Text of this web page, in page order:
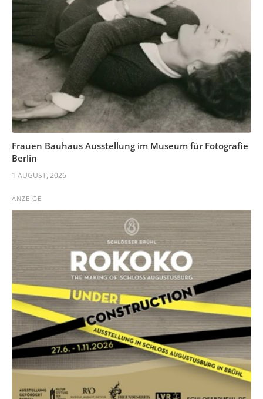
Frauen Bauhaus Ausstellung im Museum für Fotografie
Berlin
1 AUGUST, 2026
ANZEIGE